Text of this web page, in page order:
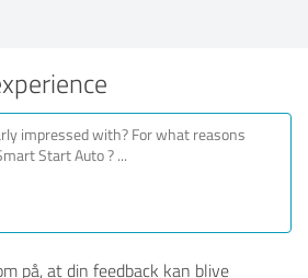
på, at din feedback kan blive